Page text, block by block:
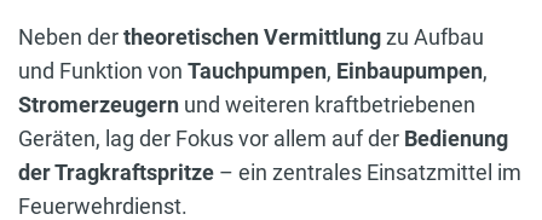
Neben dertheoretischen Vermittlungzu Aufbau
und Funktion von Tauchpumpen, Einbaupumpen,
Stromerzeugern und weiteren kraftbetriebenen
Geräten, lag der Fokus vor allem auf der Bedienung
der Tragkraftspritze – ein zentrales Einsatzmittel im
Feuerwehrdienst.